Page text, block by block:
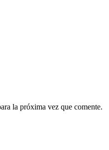
la próxima vez que comente.